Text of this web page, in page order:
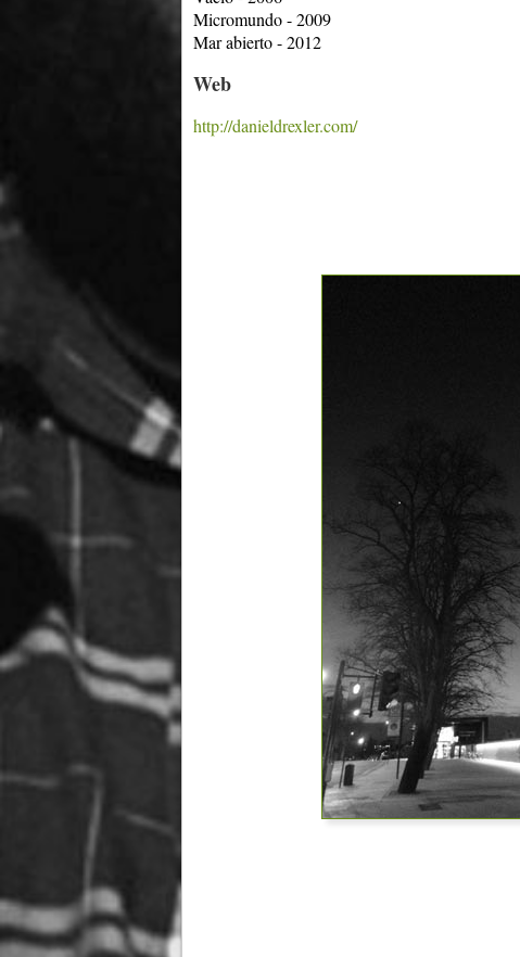
Micromundo - 2009
Mar abierto - 2012
Web
http://danieldrexler.com/